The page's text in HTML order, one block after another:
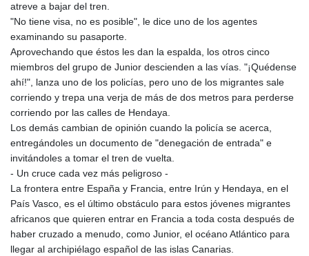
atreve a bajar del tren.
"No tiene visa, no es posible", le dice uno de los agentes
examinando su pasaporte.
Aprovechando que éstos les dan la espalda, los otros cinco
miembros del grupo de Junior descienden a las vías. "¡Quédense
ahí!", lanza uno de los policías, pero uno de los migrantes sale
corriendo y trepa una verja de más de dos metros para perderse
corriendo por las calles de Hendaya.
Los demás cambian de opinión cuando la policía se acerca,
entregándoles un documento de "denegación de entrada" e
invitándoles a tomar el tren de vuelta.
- Un cruce cada vez más peligroso -
La frontera entre España y Francia, entre Irún y Hendaya, en el
País Vasco, es el último obstáculo para estos jóvenes migrantes
africanos que quieren entrar en Francia a toda costa después de
haber cruzado a menudo, como Junior, el océano Atlántico para
llegar al archipiélago español de las islas Canarias.